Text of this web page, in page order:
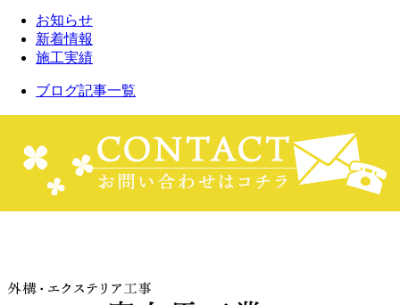
お知らせ
新着情報
施工実績
ブログ記事一覧